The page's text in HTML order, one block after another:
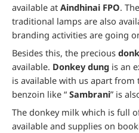
available at Aindhinai FPO.
traditional lamps are also
branding activities are going
Besides this, the precious
available. Donkey dung is an
is available with us apart from
benzoin like “ Sambrani” is
The donkey milk which is full
available and supplies on